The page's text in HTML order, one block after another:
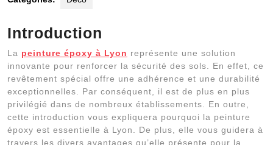
Introduction
La peinture époxy à Lyon représente une solution
innovante pour renforcer la sécurité des sols. En effet, ce
revêtement spécial offre une adhérence et une durabilité
exceptionnelles. Par conséquent, il est de plus en plus
privilégié dans de nombreux établissements. En outre,
cette introduction vous expliquera pourquoi la peinture
époxy est essentielle à Lyon. De plus, elle vous guidera à
travers les divers avantages qu’elle présente pour la